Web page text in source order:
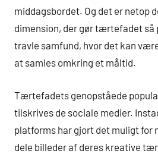
middagsbordet. Og det er netop
dimension, der gør tærtefadet
travle samfund, hvor det kan
at samles omkring et måltid.
Tærtefadets genopståede
tilskrives de sociale medier.
platforms har gjort det muligt for
dele billeder af deres kreative